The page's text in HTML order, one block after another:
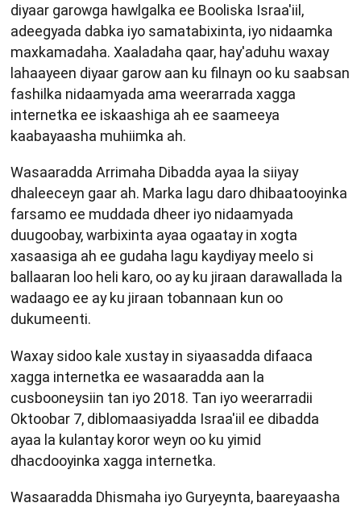
diyaar garowga hawlgalka ee Booliska Israa'iil,
adeegyada dabka iyo samatabixinta, iyo nidaamka
maxkamadaha. Xaaladaha qaar, hay'aduhu waxay
lahaayeen diyaar garow aan ku filnayn oo ku saabsan
fashilka nidaamyada ama weerarrada xagga
internetka ee iskaashiga ah ee saameeya
kaabayaasha muhiimka ah.
Wasaaradda Arrimaha Dibadda ayaa la siiyay
dhaleeceyn gaar ah. Marka lagu daro dhibaatooyinka
farsamo ee muddada dheer iyo nidaamyada
duugoobay, warbixinta ayaa ogaatay in xogta
xasaasiga ah ee gudaha lagu kaydiyay meelo si
ballaaran loo heli karo, oo ay ku jiraan darawallada la
wadaago ee ay ku jiraan tobannaan kun oo
dukumeenti.
Waxay sidoo kale xustay in siyaasadda difaaca
xagga internetka ee wasaaradda aan la
cusbooneysiin tan iyo 2018. Tan iyo weerarradii
Oktoobar 7, diblomaasiyadda Israa'iil ee dibadda
ayaa la kulantay koror weyn oo ku yimid
dhacdooyinka xagga internetka.
Wasaaradda Dhismaha iyo Guryeynta, baareyaasha